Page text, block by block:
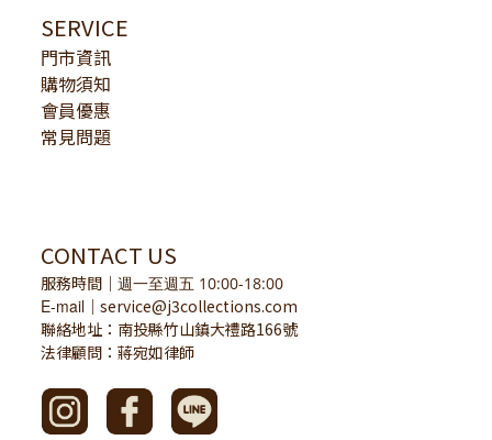
SERVICE
門市資訊
購物須知
會員優惠
常見問題
CONTACT US
服務時間 ｜ 週一至週五 10:00-18:00
E-mail ｜ service@j3collections.com
聯絡地址：南投縣竹山鎮大禮路166號
法律顧問：蔣宛如律師